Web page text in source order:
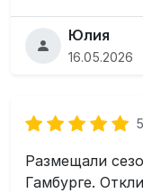
Юлия
16.05.2026
Размещали
Гамбурге.